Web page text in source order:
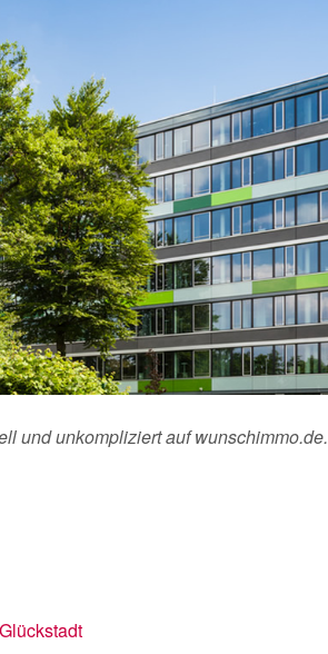
und unkompliziert auf wunschimmo.de.
Glückstadt